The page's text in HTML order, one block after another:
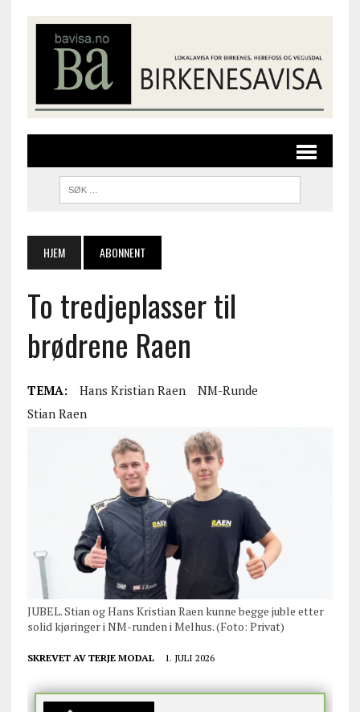
HJEM ABONNENT
To tredjeplasser til
brødrene Raen
TEMA: Hans Kristian Raen
NM-Runde
Stian Raen
JUBEL. Stian og Hans Kristian Raen kunne begge juble etter
solid kjøringer i NM-runden i Melhus. (Foto: Privat)
SKREVET AV TERJE MODAL 1. JULI 2026